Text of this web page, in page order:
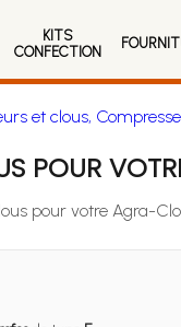
KITS
CONFECTION
et clous,
POUR
pour votre Agra-